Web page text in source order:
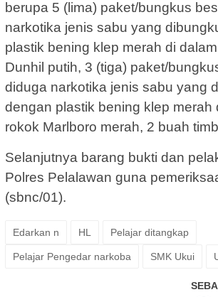
berupa 5 (lima) paket/bungkus
narkotika jenis sabu yang
plastik bening klep merah di
Dunhil putih, 3 (tiga) paket/
diduga narkotika jenis sabu yang
dengan plastik bening klep merah
rokok Marlboro merah, 2 buah
Selanjutnya barang bukti dan
Polres Pelalawan guna
(sbnc/01).
Edarkan n HL Pelajar ditangkap
Pelajar Pengedar narkoba SMK Ukui